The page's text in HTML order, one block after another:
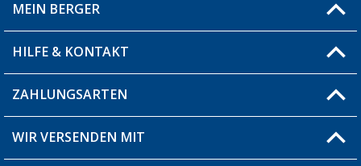
Filiale finden
MEIN BERGER
Blog
Produkttester
Über uns
HILFE & KONTAKT
Fragen & Antworten / FAQ
Versandinformationen
ZAHLUNGSARTEN
WIR VERSENDEN MIT